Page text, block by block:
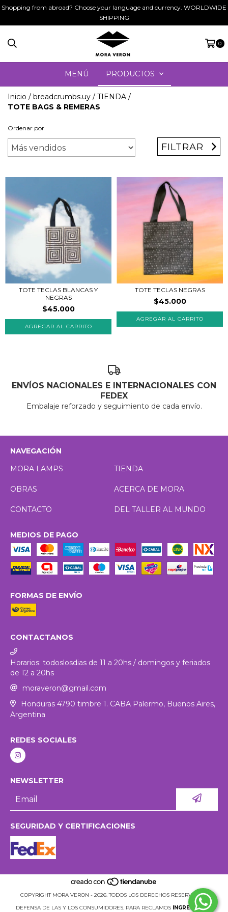
Shopping from abroad? Choose your language and currency. WORLDWIDE
SHIPPING
0
MENÚ PRODUCTOS
Inicio / breadcrumbs.uy / TIENDA /
TOTE BAGS & REMERAS
Ordenar por
FILTRAR
TOTE TECLAS BLANCAS Y
NEGRAS
$45.000
TOTE TECLAS NEGRAS
$45.000
ENVÍOS NACIONALES E INTERNACIONALES CON
FEDEX
Embalaje reforzado y seguimiento de cada envío.
NAVEGACIÓN
MORA LAMPS
TIENDA
OBRAS ACERCA DE MORA
CONTACTO DEL TALLER AL MUNDO
MEDIOS DE PAGO
FORMAS DE ENVÍO
CONTACTANOS
Horarios: todoslosdias de 11 a 20hs / domingos y feriados
de 12 a 20hs
moraveron@gmail.com
Honduras 4790 timbre 1. CABA Palermo, Buenos Aires,
Argentina
REDES SOCIALES
NEWSLETTER
SEGURIDAD Y CERTIFICACIONES
COPYRIGHT MORA VERON - 2026. TODOS LOS DERECHOS RESERVADOS.
DEFENSA DE LAS Y LOS CONSUMIDORES. PARA RECLAMOS
INGRESÁ ACÁ.